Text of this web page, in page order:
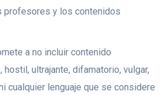
profesores y los contenidos
a no incluir contenido
hostil, ultrajante, difamatorio, vulgar,
cualquier lenguaje que se considere